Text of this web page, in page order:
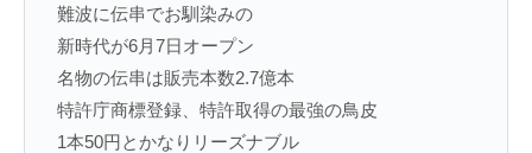
難波に伝串でお馴染みの
新時代が6月7日オープン
名物の伝串は販売本数2.7億本
特許庁商標登録、特許取得の最強の鳥皮
1本50円とかなりリーズナブル